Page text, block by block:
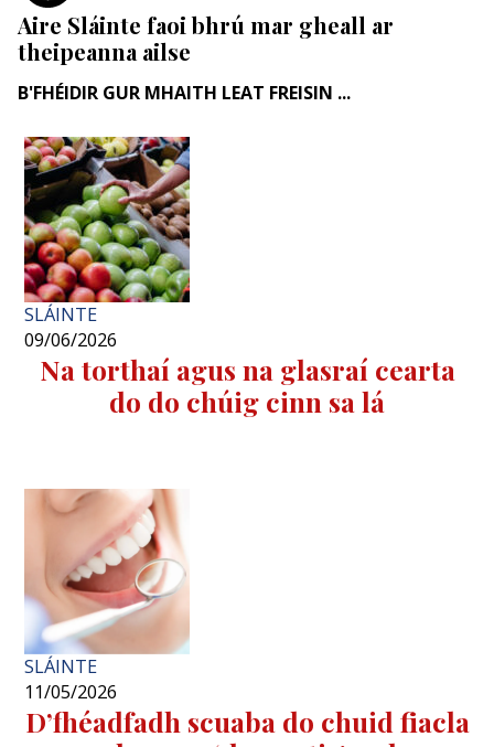
Aire Sláinte faoi bhrú mar gheall ar
theipeanna ailse
B'FHÉIDIR GUR MHAITH LEAT FREISIN ...
SLÁINTE
09/06/2026
Na torthaí agus na glasraí cearta
do do chúig cinn sa lá
SLÁINTE
11/05/2026
D’fhéadfadh scuaba do chuid fiacla